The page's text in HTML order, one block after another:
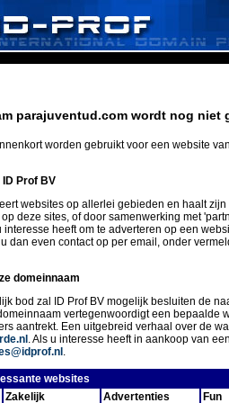
parajuventud.com wordt nog niet
worden gebruikt voor een website
Prof BV
websites op allerlei gebieden en haalt
deze sites, of door samenwerking met
interesse heeft om te adverteren op een
dan even contact op per email, onder
domeinnaam
bod zal ID Prof BV mogelijk besluiten de
vertegenwoordigt een bepaalde
aantrekt. Een uitgebreid verhaal over de
. Als u interesse heeft in aankoop van
.
websites
Zakelijk
Advertenties
Fun